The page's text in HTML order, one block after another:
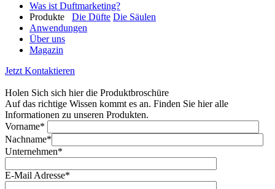
Was ist Duftmarketing?
Produkte
Die Düfte Die Säulen
Anwendungen
Über uns
Magazin
Jetzt Kontaktieren
Holen Sich sich hier die Produktbroschüre
Auf das richtige Wissen kommt es an. Finden Sie hier alle
Informationen zu unseren Produkten.
Vorname*
Nachname*
Unternehmen*
E-Mail Adresse*